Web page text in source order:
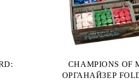
CHAMPIONS OF
ОРГАНАЙЗЕР